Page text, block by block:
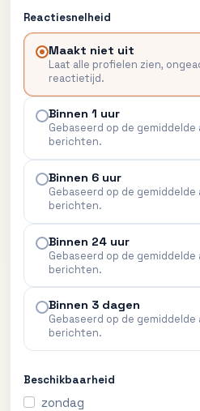
Zorg en Begeleiding
Reactiesnelheid
Maakt niet uit
Laat alle profielen zien,
reactietijd.
Binnen 1 uur
Gebaseerd op de
berichten.
Binnen 6 uur
Gebaseerd op de
berichten.
Binnen 24 uur
Gebaseerd op de
berichten.
Binnen 3 dagen
Gebaseerd op de
berichten.
Beschikbaarheid
zondag